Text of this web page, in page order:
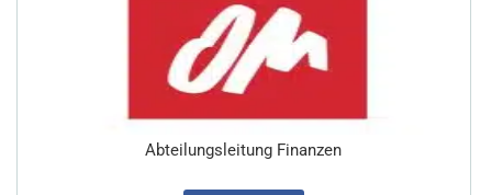
Abteilungsleitung Finanzen